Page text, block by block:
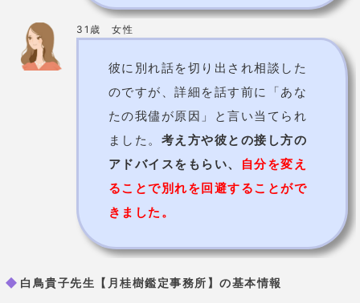
31歳 女性
彼に別れ話を切り出され相談した
のですが、詳細を話す前に「あな
たの我儘が原因」と言い当てられ
ました。 考え方や彼との接し方の
アドバイスをもらい、
自分を変え
ることで別れを回避することがで
きました。
白鳥貴子先生【月桂樹鑑定事務所】の基本情報